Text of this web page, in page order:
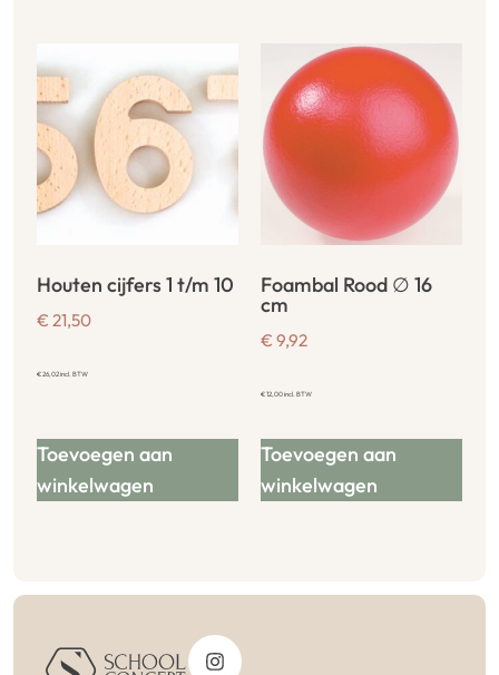
Houten cijfers 1 t/m 10
€ 21,50
€26,02incl. BTW
Toevoegen aan
winkelwagen
Foambal Rood ∅ 16
cm
€ 9,92
€12,00incl. BTW
Toevoegen aan
winkelwagen